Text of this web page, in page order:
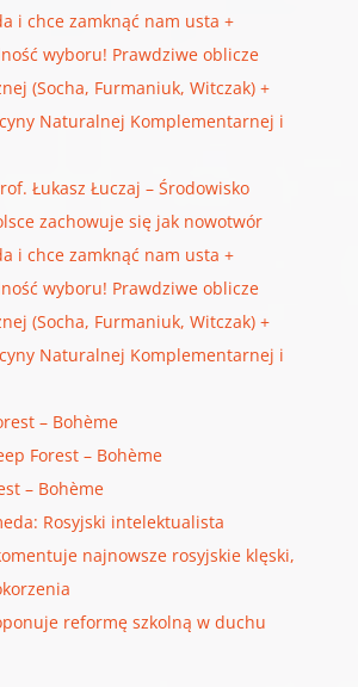
i chce zamknąć nam usta +
wyboru! Prawdziwe oblicze
(Socha, Furmaniuk, Witczak) +
Naturalnej Komplementarnej i
Łukasz Łuczaj – Środowisko
zachowuje się jak nowotwór
i chce zamknąć nam usta +
wyboru! Prawdziwe oblicze
(Socha, Furmaniuk, Witczak) +
Naturalnej Komplementarnej i
– Bohème
Forest – Bohème
– Bohème
Rosyjski intelektualista
najnowsze rosyjskie klęski,
reformę szkolną w duchu